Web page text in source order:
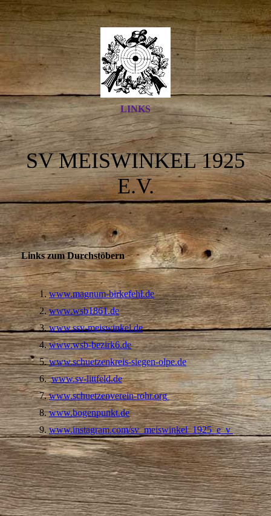
LINKS
SV MEISWINKEL 1925
E.V.
Links zum Durchstöbern
www.magnum-birkefehl.de
www.wsb1861.de
www.ssv-meiswinkel.de
www.wsb-bezirk6.de
www.schuetzenkreis-siegen-olpe.de
www.sv-littfeld.de
www.schuetzenverein-rohr.org
www.bogenpunkt.de
www.instagram.com/sv_meiswinkel_1925_e_v